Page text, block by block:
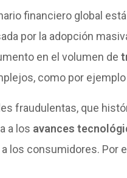
financiero global
por la adopción
en el volumen de
como por ejemplo
fraudulentas, que
a los avances
los consumidores. Por